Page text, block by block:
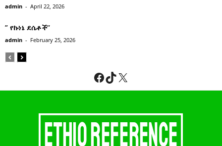
admin - April 22, 2026
” የኩነኔ ደሴቶች’’
admin - February 25, 2026
Facebook
TikTok
X